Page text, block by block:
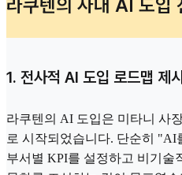
라쿠텐의 사내 AI 도입
1. 전사적 AI 도입 로드맵 제시
라쿠텐의 AI 도입은 미타니 사
로 시작되었습니다. 단순히
부서별 KPI를 설정하고 비기술